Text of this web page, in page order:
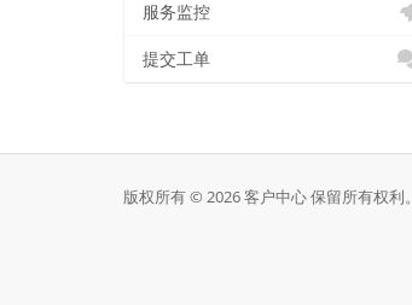
服务监控
提交工单
版权所有 © 2026 客户中心 保留所有权利。